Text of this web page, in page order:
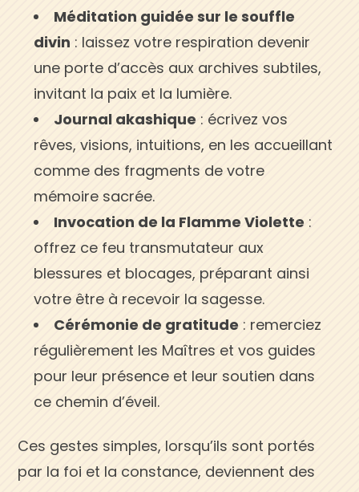
Méditation guidée sur le souffle
divin : laissez votre respiration devenir
une porte d’accès aux archives subtiles,
invitant la paix et la lumière.
Journal akashique : écrivez vos
rêves, visions, intuitions, en les accueillant
comme des fragments de votre
mémoire sacrée.
Invocation de la Flamme Violette :
offrez ce feu transmutateur aux
blessures et blocages, préparant ainsi
votre être à recevoir la sagesse.
Cérémonie de gratitude : remerciez
régulièrement les Maîtres et vos guides
pour leur présence et leur soutien dans
ce chemin d’éveil.
Ces gestes simples, lorsqu’ils sont portés
par la foi et la constance, deviennent des